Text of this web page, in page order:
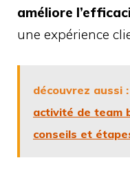
améliore
une expérience
découvrez aussi :
activité de team
conseils et